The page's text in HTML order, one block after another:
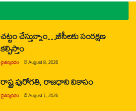
చట్టం చేస్తున్నాం…బీసీలకు సంరక్షణ
కల్పిస్తాం
చైతన్యరధం @August 8, 2026
రాష్ట్ర పురోగతి, రాజధాని వికాసం
చైతన్యరధం @August 7, 2026